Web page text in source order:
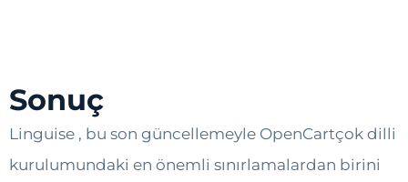
Sonuç
Linguise , bu son güncellemeyle OpenCartçok dilli
kurulumundaki en önemli sınırlamalardan birini